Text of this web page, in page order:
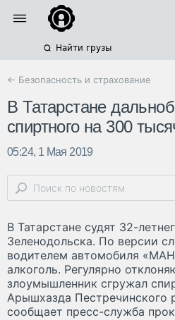
Найти грузы
← Безопасность и страхование
В Татарстане
спиртного на 300
05:24, 1 Мая 2019
В Татарстане судят 32-
Зеленодольска. По версии
водителем автомобиля
алкоголь. Регулярно
злоумышленник сгружал
Арышхазда Пестречинского
сообщает пресс-служба